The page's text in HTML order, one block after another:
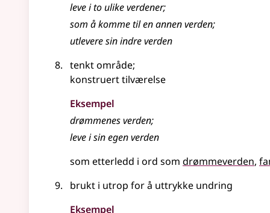
leve i to ulikeverdener;
som å komme til en annenverden;
utlevere sin indre verden
tenkt område;
konstruert tilværelse
Eksempel
drømmenes verden;
leve i sin egen verden
som etterledd i ord som drømmeverden
brukt i utrop for å uttrykke undring
Eksempel